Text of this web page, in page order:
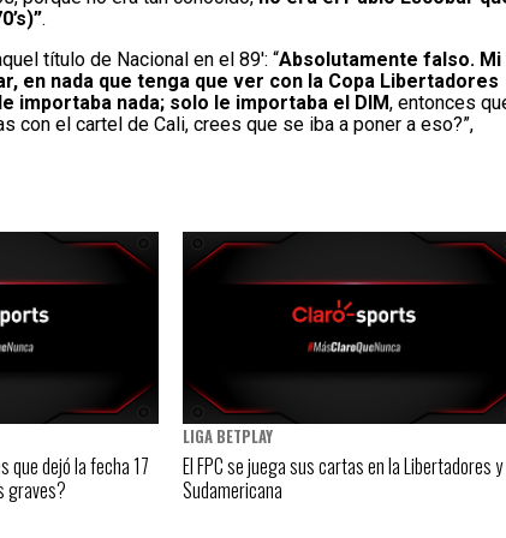
.
título de Nacional en el 89′: “Absolutamente falso. Mi
en nada que tenga que ver con la Copa Libertadores
importaba nada; solo le importaba el DIM, entonces
con el cartel de Cali, crees que se iba a poner a eso?”,
que dejó la fecha 17
graves?
LIGA BETPLAY
El FPC se juega sus cartas en la Libertadores y
Sudamericana